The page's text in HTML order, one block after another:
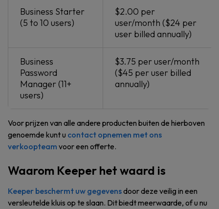
Business Starter
(5 to 10 users)
$2.00 per
user/month ($24 per
user billed annually)
Business
Password
Manager (11+
users)
$3.75 per user/month
($45 per user billed
annually)
Voor prijzen van alle andere producten buiten de hierboven
genoemde kunt u contact opnemen met ons
verkoopteam voor een offerte.
Waarom Keeper het waard is
Keeper beschermt uw gegevensdoor deze veilig in een
versleutelde kluis op te slaan. Dit biedt meerwaarde, of u nu